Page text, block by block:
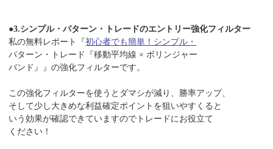
●3.シンプル・パターン・トレードのエントリー強化フィルター
私の無料レポート『初心者でも簡単！シンプル・
パターン・トレード『移動平均線 × ボリンジャー
バンド』』の強化フィルターです。
この強化フィルターを使うとダマシが減り、勝率アップ、
そして少し大きめな利益確定ポイントを狙いやすくると
いう効果が確認できていますのでトレードにお役立て
ください！